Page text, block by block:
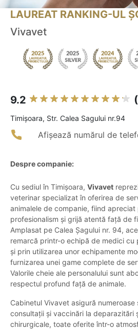
LAUREAT RANKING-UL
Vivavet
9.2
Timişoara, Str. Calea Sagului nr.94
Afișează numărul de
Despre companie:
Cu sediul în Timișoara, Vivavet
veterinar specializat în oferirea de
animalele de companie, fiind apreciat
profesionalism și grijă atentă față de
Amplasat pe Calea Șagului nr. 94,
remarcă printr-o echipă de medici cu
și prin utilizarea unor echipamente
furnizarea unei game complete de
Valorile cheie ale personalului sunt
respectul profund față de animale.
Cabinetul Vivavet asigură numeroase
consultații și vaccinări la deparazitări
chirurgicale, toate oferite într-o